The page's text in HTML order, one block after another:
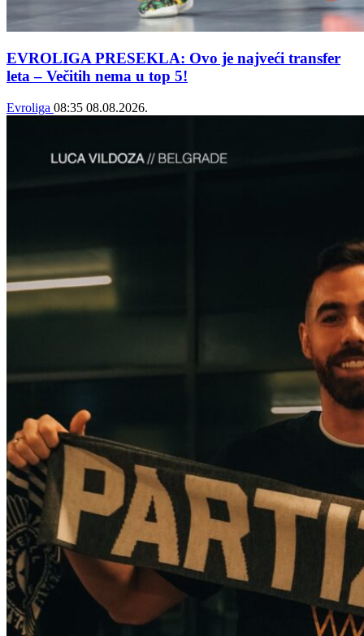
EVROLIGA PRESEKLA: Ovo je najveći transfer
leta – Večitih nema u top 5!
Evroliga 08:35 08.08.2026.